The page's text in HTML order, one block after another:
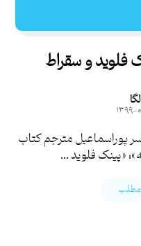
و سقراط
۰۱-۲۸
پوراسماعیل مترجم کتاب
«پینک فلوید ...
مطلب